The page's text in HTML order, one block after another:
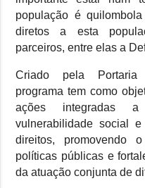
população é
diretos a esta
parceiros, entre elas a
Criado pela
programa tem como
ações integradas
vulnerabilidade social
direitos, promovendo
políticas públicas e
da atuação conjunta de